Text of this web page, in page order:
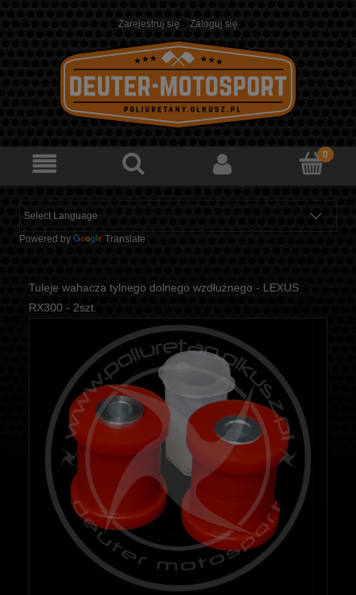
Zarejestruj się Zaloguj się
Powered by Translate
Tuleje wahacza tylnego dolnego wzdłużnego - LEXUS
RX300 - 2szt.